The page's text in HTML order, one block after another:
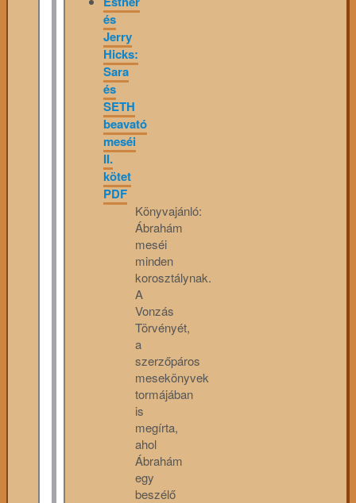
és
Jerry
Hicks:
Sara
és
SETH
beavató
meséi
II.
kötet
PDF
Könyvajánló:
Ábrahám
meséi
minden
korosztálynak.
A
Vonzás
Törvényét,
a
szerzőpáros
mesekönyvek
tormájában
is
megírta,
ahol
Ábrahám
egy
beszélő